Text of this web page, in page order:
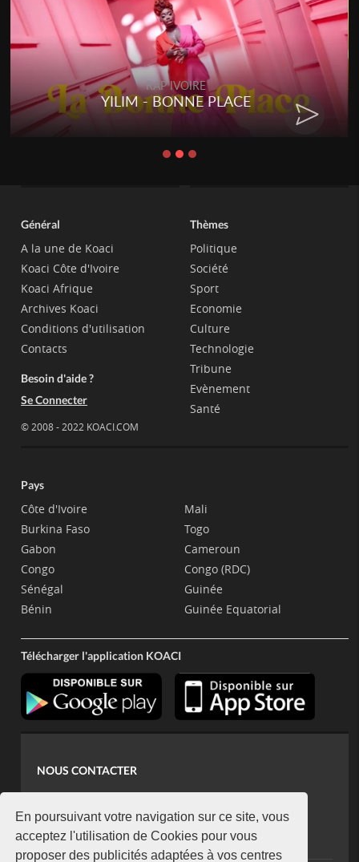
En poursuivant votre navigation sur ce site, vous
acceptez l'utilisation de Cookies pour vous
proposer des publicités adaptées à vos centres
RAP IVOIRE
YILIM - BONNE PLACE
Général
A la une de Koaci
Koaci Côte d'Ivoire
Koaci Afrique
Archives Koaci
Conditions d'utilisation
Contacts
Besoin d'aide ?
Se Connecter
© 2008 - 2022 KOACI.COM
Thèmes
Politique
Société
Sport
Economie
Culture
Technologie
Tribune
Evènement
Santé
Pays
Côte d'Ivoire
Burkina Faso
Gabon
Congo
Sénégal
Bénin
Mali
Togo
Cameroun
Congo (RDC)
Guinée
Guinée Equatorial
Télécharger l'application KOACI
NOUS CONTACTER
koaci@yahoo.fr
+225 07 08 85 52 93